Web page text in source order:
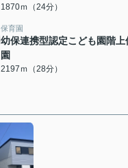
1870ｍ（24分）
保育園
幼保連携型認定こども園階上
園
2197ｍ（28分）